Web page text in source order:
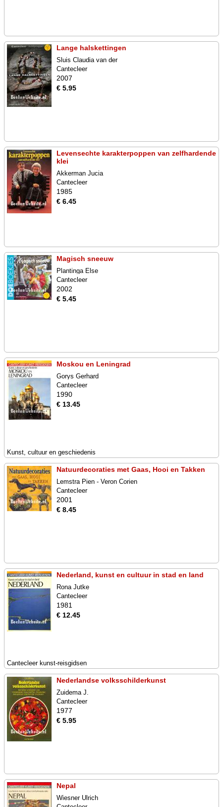
Lange halskettingen
Sluis Claudia van der
Cantecleer
2007
€ 5.95
Levensechte karakterpoppen van zelfhardende
klei
Akkerman Jucia
Cantecleer
1985
€ 6.45
Magisch sneeuw
Plantinga Else
Cantecleer
2002
€ 5.45
Moskou en Leningrad
Gorys Gerhard
Cantecleer
1990
€ 13.45
Kunst, cultuur en geschiedenis
Natuurdecoraties met Gaas, Hooi en Takken
Lemstra Pien - Veron Corien
Cantecleer
2001
€ 8.45
Nederland, kunst en cultuur in stad en land
Rona Jutke
Cantecleer
1981
€ 12.45
Cantecleer kunst-reisgidsen
Nederlandse volksschilderkunst
Zuidema J.
Cantecleer
1977
€ 5.95
Nepal
Wiesner Ulrich